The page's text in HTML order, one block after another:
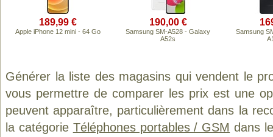
189,99 €
Apple iPhone 12 mini - 64 Go
190,00 €
Samsung SM-A528 - Galaxy
A52s
Samsung
Générer la liste des magasins qui vendent le
vous permettre de comparer les prix est une
peuvent apparaître, particulièrement dans la
la catégorie Téléphones portables / GSM dans